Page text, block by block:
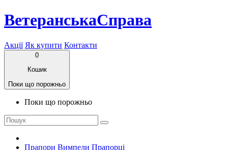
ВетеранськаСправа
Акції Як купити Контакти
0
Кошик
Поки що порожньо
Поки що порожньо
Прапори Вимпели Прапорці